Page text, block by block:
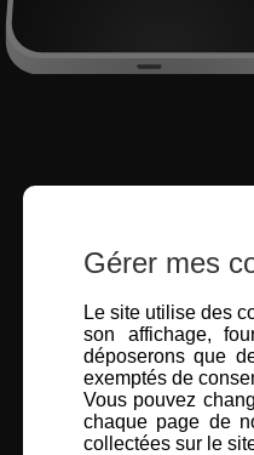
Gérer mes
Le site utilise des
son affichage,
déposerons que
exemptés de
Vous pouvez
chaque page de
collectées sur le